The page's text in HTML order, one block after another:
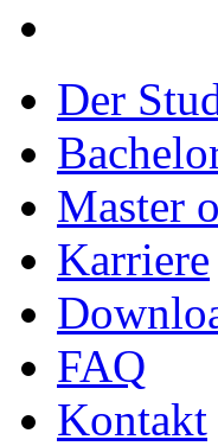
Der
Master
Karriere
FAQ
Kontakt